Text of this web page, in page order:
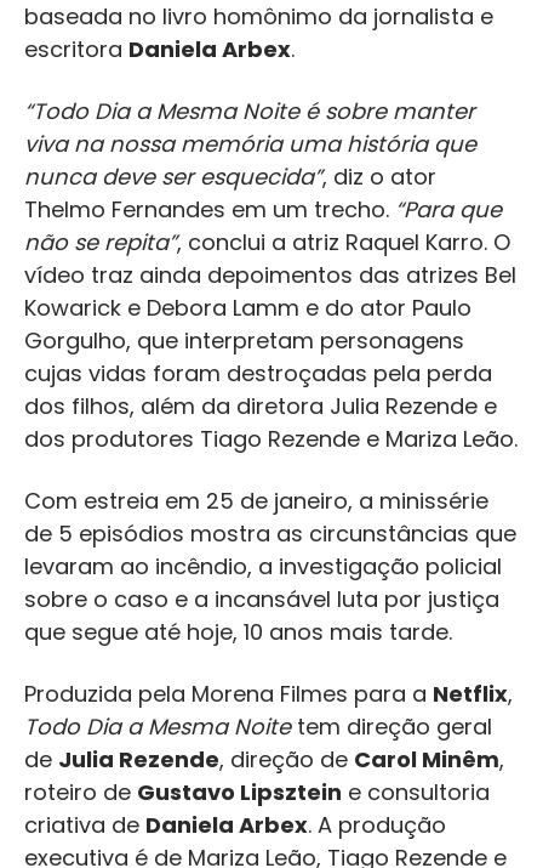
baseada no livro homônimo da jornalista e
escritora Daniela Arbex.
“Todo Dia a Mesma Noite é sobre manter
viva na nossa memória uma história que
nunca deve ser esquecida”, diz o ator
Thelmo Fernandes em um trecho. “Para que
não se repita”, conclui a atriz Raquel Karro. O
vídeo traz ainda depoimentos das atrizes Bel
Kowarick e Debora Lamm e do ator Paulo
Gorgulho, que interpretam personagens
cujas vidas foram destroçadas pela perda
dos filhos, além da diretora Julia Rezende e
dos produtores Tiago Rezende e Mariza Leão.
Com estreia em 25 de janeiro, a minissérie
de 5 episódios mostra as circunstâncias que
levaram ao incêndio, a investigação policial
sobre o caso e a incansável luta por justiça
que segue até hoje, 10 anos mais tarde.
Produzida pela Morena Filmes para a Netflix,
Todo Dia a Mesma Noitetem direção geral
de Julia Rezende, direção de Carol Minêm,
roteiro de Gustavo Lipsztein e consultoria
criativa de Daniela Arbex. A produção
executiva é de Mariza Leão, Tiago Rezende e